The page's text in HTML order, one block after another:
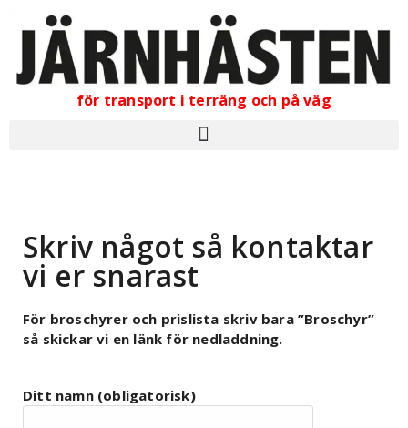
för transport i terräng och på väg
Skriv något så kontaktar
vi er snarast
För broschyrer och prislista skriv bara ”Broschyr”
så skickar vi en länk för nedladdning.
Ditt namn (obligatorisk)